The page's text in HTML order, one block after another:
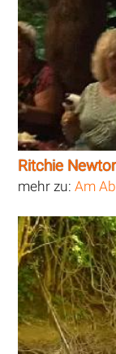
Ritchie
mehr zu:Am